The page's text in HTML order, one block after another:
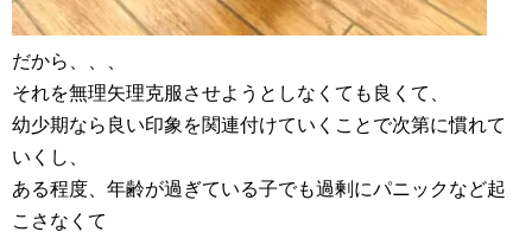
だから、、、
それを無理矢理克服させようとしなくても良くて、
幼少期なら良い印象を関連付けていくことで次第に慣れて
いくし、
ある程度、年齢が過ぎている子でも過剰にパニックなど起
こさなくて